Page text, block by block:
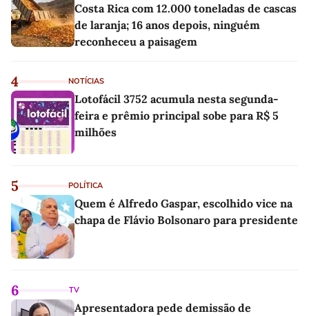
Costa Rica com 12.000 toneladas de cascas
de laranja; 16 anos depois, ninguém
reconheceu a paisagem
4 NOTÍCIAS
Lotofácil 3752 acumula nesta segunda-
feira e prêmio principal sobe para R$ 5
milhões
5 POLÍTICA
Quem é Alfredo Gaspar, escolhido vice na
chapa de Flávio Bolsonaro para presidente
6 TV
Apresentadora pede demissão de